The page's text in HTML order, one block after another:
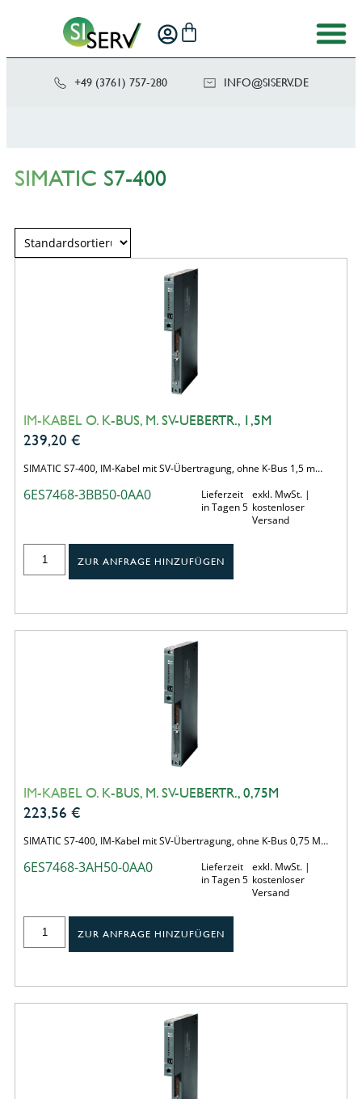
+49 (3761) 757-280 ED.VRE
SIS@OF
NI
SIMATIC S7-400
IM-KABEL O. K-BUS, M. SV-UEBERTR., 1,5M
239,20 €
SIMATIC S7-400, IM-Kabel mit SV-Übertragung, ohne K-Bus 1,5 m…
6ES7468-3BB50-0AA0
Lieferzeit
in Tagen 5
exkl. MwSt. |
kostenloser
Versand
ZUR ANFRAGE HINZUFÜGEN
IM-KABEL O. K-BUS, M. SV-UEBERTR., 0,75M
223,56 €
SIMATIC S7-400, IM-Kabel mit SV-Übertragung, ohne K-Bus 0,75 M…
6ES7468-3AH50-0AA0
Lieferzeit
in Tagen 5
exkl. MwSt. |
kostenloser
Versand
ZUR ANFRAGE HINZUFÜGEN